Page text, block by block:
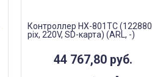
Контроллер HX-801TC (122880
pix, 220V, SD-карта) (ARL, -)
44 767,80 руб.